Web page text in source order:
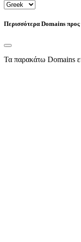
Περισσότερα Domains
Τα παρακάτω Domains